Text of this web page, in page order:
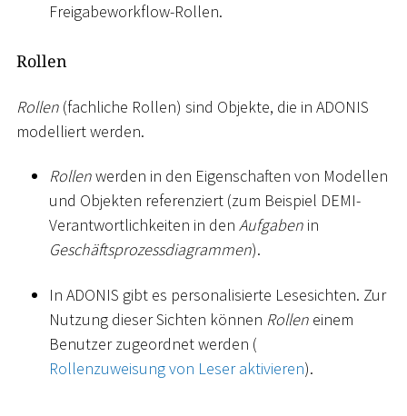
Freigabeworkflow-Rollen.
Rollen
Rollen (fachliche Rollen) sind Objekte, die in ADONIS
modelliert werden.
Rollenwerden in den Eigenschaften von Modellen
und Objekten referenziert (zum Beispiel DEMI-
Verantwortlichkeiten in den Aufgaben in
Geschäftsprozessdiagrammen).
In ADONIS gibt es personalisierte Lesesichten. Zur
Nutzung dieser Sichten können Rollen einem
Benutzer zugeordnet werden (
Rollenzuweisung von Leser aktivieren).